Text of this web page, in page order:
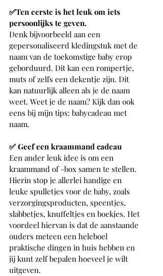
✅Ten eerste is het leuk om iets
persoonlijks te geven.
Denk bijvoorbeeld aan een
gepersonaliseerd kledingstuk met de
naam van de toekomstige baby erop
geborduurd. Dit kan een rompertje,
muts of zelfs een dekentje zijn. Dit
kan natuurlijk alleen als je de naam
weet. Weet je de naam? Kijk dan ook
eens bij mijn tips: babycadeau met
naam.
✅ Geef een kraammand cadeau
Een ander leuk idee is om een
kraammand of -box samen te stellen.
Hierin stop je allerlei handige en
leuke spulletjes voor de baby, zoals
verzorgingsproducten, speentjes,
slabbetjes, knuffeltjes en boekjes. Het
voordeel hiervan is dat de aanstaande
ouders meteen een heleboel
praktische dingen in huis hebben en
jij kunt zelf bepalen hoeveel je wilt
uitgeven.